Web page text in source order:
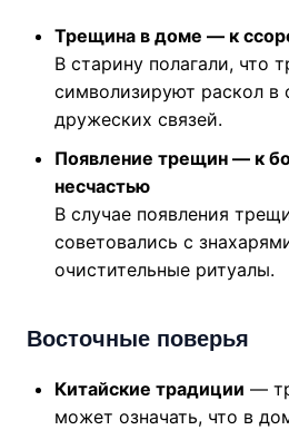
Трещина в доме — к
В старину полагали, что
символизируют раскол в
дружеских связей.
Появление трещин — к
несчастью
В случае появления
советовались с
очистительные ритуалы.
Восточные поверья
Китайские традиции —
может означать, что в